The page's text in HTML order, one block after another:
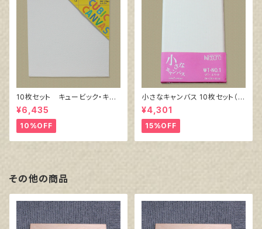
10枚セット キュービック・キャ
ンバス白（縦150㎜×横150㎜×
厚38㎜）
¥6,435
10%OFF
小さなキャンバス 10枚セット（ホ
ワイト塗りキャンバス張り）
¥4,301
15%OFF
その他の商品